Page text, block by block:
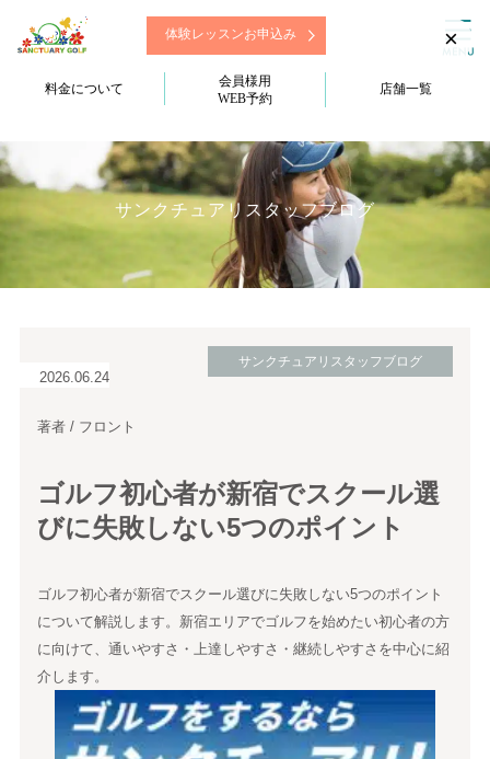
体験レッスンお申込み
料金について
会員様用
WEB予約
店舗一覧
サンクチュアリスタッフブログ
2026.06.24
サンクチュアリスタッフブログ
著者 / フロント
ゴルフ初心者が新宿でスクール選
びに失敗しない5つのポイント
ゴルフ初心者が新宿でスクール選びに失敗しない5つのポイント
について解説します。新宿エリアでゴルフを始めたい初心者の方
に向けて、通いやすさ・上達しやすさ・継続しやすさを中心に紹
介します。
×